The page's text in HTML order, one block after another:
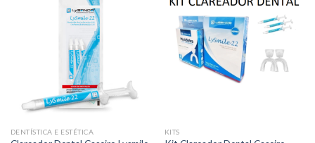
DENTÍSTICA E ESTÉTICA KITS